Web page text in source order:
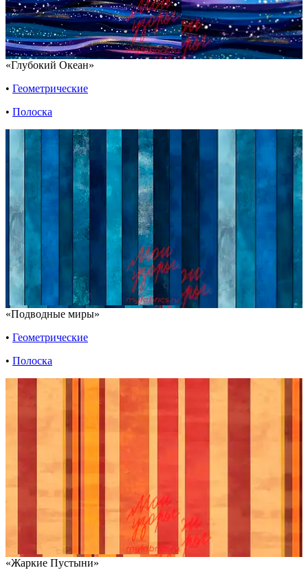
«Глубокий Океан»
• Геометрические
• Полоска
«Подводные миры»
• Геометрические
• Полоска
«Жаркие Пустыни»